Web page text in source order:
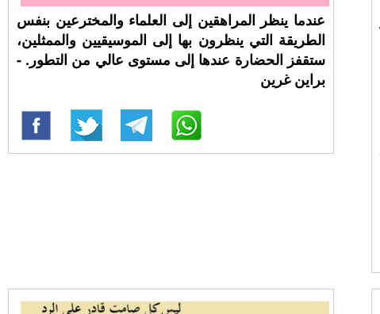
عندما ينظر المراهقين إلى العلماء والمخترعين بنفس
الطريقة التي ينظرون بها إلى الموسيقيين والممثلين،
ستقفز الحضارة عندها إلى مستوى عالي من التطور. -
براين غرين